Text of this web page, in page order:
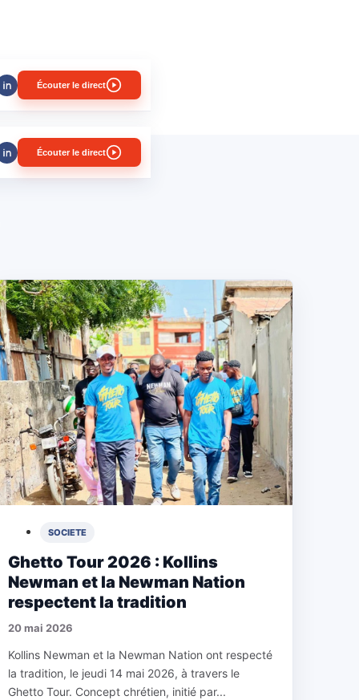
Écouter le direct
Écouter le direct
SOCIETE
Ghetto Tour 2026 : Kollins
Newman et la Newman Nation
respectent la tradition
20 mai 2026
Kollins Newman et la Newman Nation ont respecté
la tradition, le jeudi 14 mai 2026, à travers le
Ghetto Tour. Concept chrétien, initié par...